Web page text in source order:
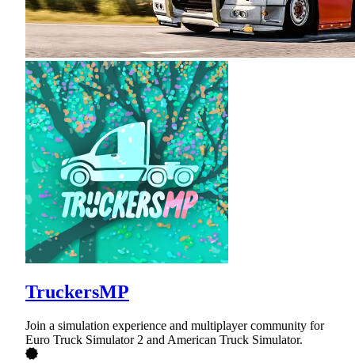
TruckersMP
Join a simulation experience and multiplayer community for
Euro Truck Simulator 2 and American Truck Simulator.